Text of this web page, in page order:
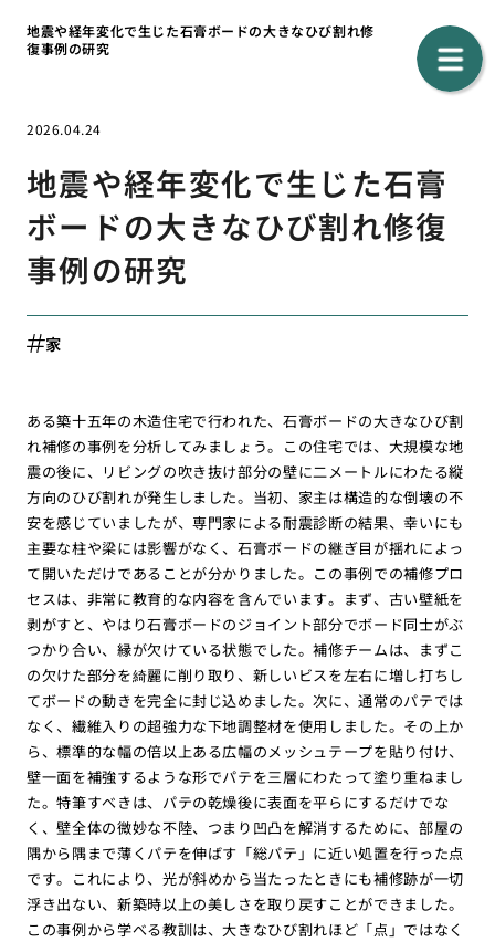
地震や経年変化で生じた石膏ボードの大きなひび割れ修
復事例の研究
2026.04.24
地震や経年変化で生じた石膏
ボードの大きなひび割れ修復
事例の研究
家
ある築十五年の木造住宅で行われた、石膏ボードの大きなひび割
れ補修の事例を分析してみましょう。この住宅では、大規模な地
震の後に、リビングの吹き抜け部分の壁に二メートルにわたる縦
方向のひび割れが発生しました。当初、家主は構造的な倒壊の不
安を感じていましたが、専門家による耐震診断の結果、幸いにも
主要な柱や梁には影響がなく、石膏ボードの継ぎ目が揺れによっ
て開いただけであることが分かりました。この事例での補修プロ
セスは、非常に教育的な内容を含んでいます。まず、古い壁紙を
剥がすと、やはり石膏ボードのジョイント部分でボード同士がぶ
つかり合い、縁が欠けている状態でした。補修チームは、まずこ
の欠けた部分を綺麗に削り取り、新しいビスを左右に増し打ちし
てボードの動きを完全に封じ込めました。次に、通常のパテでは
なく、繊維入りの超強力な下地調整材を使用しました。その上か
ら、標準的な幅の倍以上ある広幅のメッシュテープを貼り付け、
壁一面を補強するような形でパテを三層にわたって塗り重ねまし
た。特筆すべきは、パテの乾燥後に表面を平らにするだけでな
く、壁全体の微妙な不陸、つまり凹凸を解消するために、部屋の
隅から隅まで薄くパテを伸ばす「総パテ」に近い処置を行った点
です。これにより、光が斜めから当たったときにも補修跡が一切
浮き出ない、新築時以上の美しさを取り戻すことができました。
この事例から学べる教訓は、大きなひび割れほど「点」ではなく